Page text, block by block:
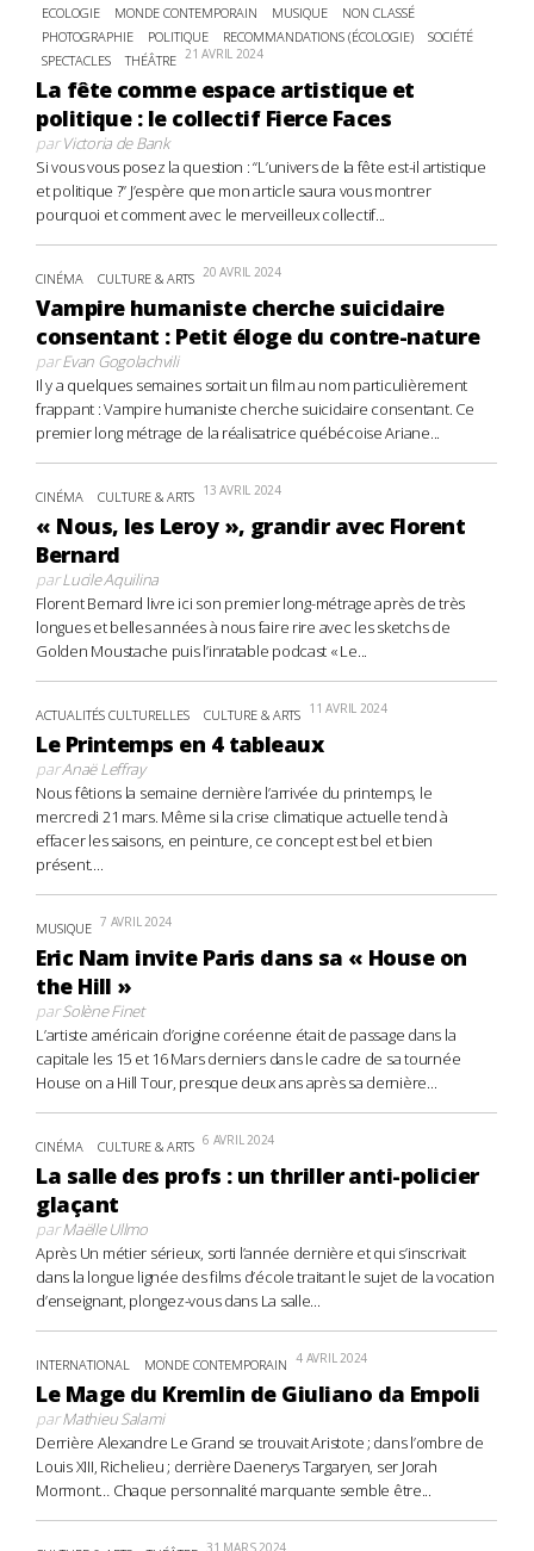
ECOLOGIE
MONDE CONTEMPORAIN MUSIQUE
NON CLASSÉ
PHOTOGRAPHIE
POLITIQUE RECOMMANDATIONS (ÉCOLOGIE)
SOCIÉTÉ
SPECTACLES
THÉÂTRE 21 AVRIL 2024
La fête comme espace artistique et
politique : le collectif Fierce Faces
parVictoria de Bank
Si vous vous posez la question : “L’univers de la fête est-il artistique
et politique ?” J’espère que mon article saura vous montrer
pourquoi et comment avec le merveilleux collectif...
CINÉMA CULTURE & ARTS 20 AVRIL 2024
Vampire humaniste cherche suicidaire
consentant : Petit éloge du contre-nature
parEvan Gogolachvili
Il y a quelques semaines sortait un film au nom particulièrement
frappant : Vampire humaniste cherche suicidaire consentant. Ce
premier long métrage de la réalisatrice québécoise Ariane...
CINÉMA CULTURE & ARTS 13 AVRIL 2024
« Nous, les Leroy », grandir avec Florent
Bernard
parLucile Aquilina
Florent Bernard livre ici son premier long-métrage après de très
longues et belles années à nous faire rire avec les sketchs de
Golden Moustache puis l’inratable podcast « Le...
ACTUALITÉS CULTURELLES CULTURE & ARTS 11 AVRIL 2024
Le Printemps en 4 tableaux
parAnaë Leffray
Nous fêtions la semaine dernière l’arrivée du printemps, le
mercredi 21 mars. Même si la crise climatique actuelle tend à
effacer les saisons, en peinture, ce concept est bel et bien
présent....
MUSIQUE 7 AVRIL 2024
Eric Nam invite Paris dans sa « House on
the Hill »
parSolène Finet
L’artiste américain d’origine coréenne était de passage dans la
capitale les 15 et 16 Mars derniers dans le cadre de sa tournée
House on a Hill Tour, presque deux ans après sa dernière...
CINÉMA CULTURE & ARTS 6 AVRIL 2024
La salle des profs : un thriller anti-policier
glaçant
parMaëlle Ullmo
Après Un métier sérieux, sorti l’année dernière et qui s’inscrivait
dans la longue lignée des films d’école traitant le sujet de la vocation
d’enseignant, plongez-vous dans La salle...
INTERNATIONAL MONDE CONTEMPORAIN 4 AVRIL 2024
Le Mage du Kremlin de Giuliano da Empoli
parMathieu Salami
Derrière Alexandre Le Grand se trouvait Aristote ; dans l’ombre de
Louis XIII, Richelieu ; derrière Daenerys Targaryen, ser Jorah
Mormont… Chaque personnalité marquante semble être...
31 MARS 2024